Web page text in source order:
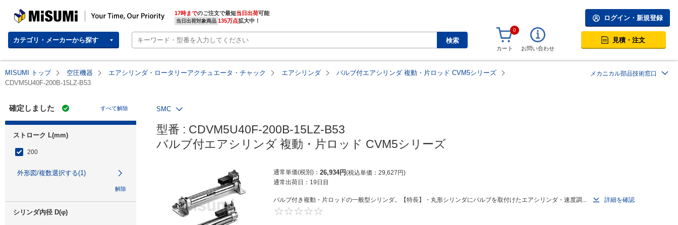
MISUMI | Your Time, Our Priority 17時までのご注文で最短当日出荷
当日出荷対象商品 135万点拡大中！
カテゴリ・メーカーから探す 検索
ログイン・新規登録
0
カート お問い合わせ
見積・注文
MISUMI トップ 空圧機器 エアシリンダ・ロータリーアクチュエータ・チャック エアシリンダ
バルブ付エアシリンダ 複動・片ロッド CVM5シリーズ
CDVM5U40F-200B-15LZ-B53
メカニカル部品技術窓口
確定しました すべて解除
ストローク L(mm)
200
外形図/複数選択する(1)
解除
シリンダ内径 D(φ)
SMC
型番 : CDVM5U40F-200B-15LZ-B53
バルブ付エアシリンダ 複動・片ロッド CVM5シリーズ
通常単価(税別) 26,934円 税込単価 29,627円
通常出荷日： 19日目
バルブ付き複動・片ロッドの一般型シリンダ。【特長】・丸形シリンダにバルブを取付けたエアシリンダ・速度調...
詳細を確認